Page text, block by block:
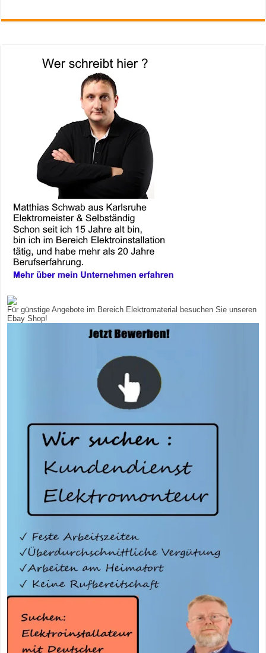
Für günstige Angebote im Bereich Elektromaterial besuchen Sie unseren
Ebay Shop!